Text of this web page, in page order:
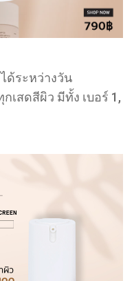
ด้ระหว่างวัน
เสดสีผิว มีทั้ง เบอร์ 1,